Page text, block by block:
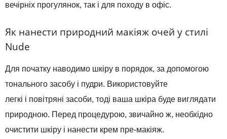
вечірніх прогулянок, так і для походу в офіс.
Як нанести природний макіяж очей у стилі
Nude
Для початку наводимо шкіру в порядок, за допомогою
тонального засобу і пудри. Використовуйте
легкі і повітряні засоби, тоді ваша шкіра буде виглядати
природною. Перед процедурою, звичайно ж, необхідно
очистити шкіру і нанести крем пре-макіяж.